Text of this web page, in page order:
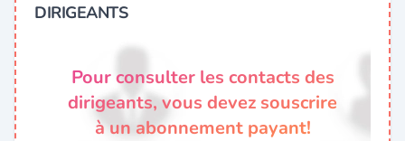
DIRIGEANTS
Pour consulter les contacts des
dirigeants, vous devez souscrire
à un abonnement payant!